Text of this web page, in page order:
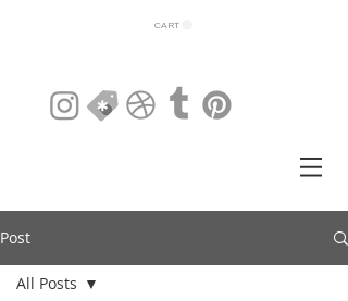
CART
Post
All Posts